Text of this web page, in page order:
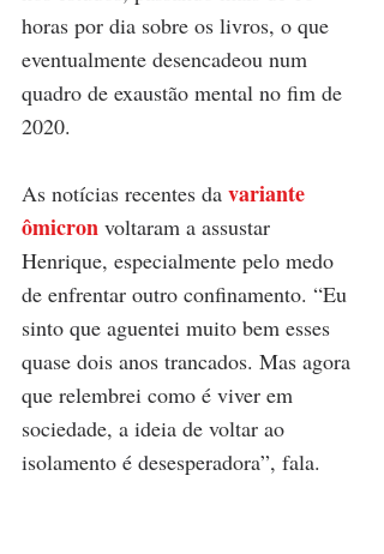
horas por dia sobre os livros, o que
eventualmente desencadeou num
quadro de exaustão mental no fim de
2020.
As notícias recentes da variante
ômicron voltaram a assustar
Henrique, especialmente pelo medo
de enfrentar outro confinamento. “Eu
sinto que aguentei muito bem esses
quase dois anos trancados. Mas agora
que relembrei como é viver em
sociedade, a ideia de voltar ao
isolamento é desesperadora”, fala.